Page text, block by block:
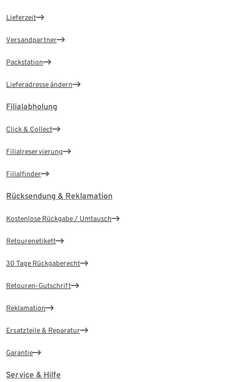
Lieferzeit
Versandpartner
Packstation
Lieferadresse ändern
Filialabholung
Click & Collect
Filialreservierung
Filialfinder
Rücksendung & Reklamation
Kostenlose Rückgabe / Umtausch
Retourenetikett
30 Tage Rückgaberecht
Retouren-Gutschrift
Reklamation
Ersatzteile & Reparatur
Garantie
Service & Hilfe